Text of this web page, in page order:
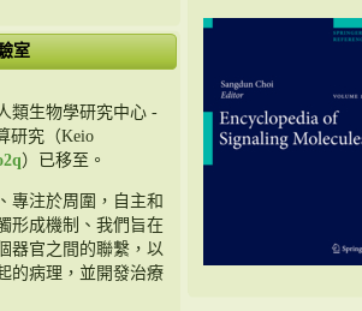
室
類生物學研究中心 -
研究（Keio
）已移至。
專注於周圍，自主和
形成機制、我們旨在
器官之間的聯繫，以
的病理，並開發治療